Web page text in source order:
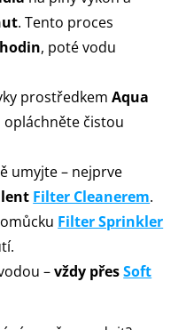
. Tento proces
, poté vodu
prostředkemAqua
opláchněte čistou
umyjte – nejprve
Filter Cleanerem.
Filter Sprinkler
–vždy přesSoft